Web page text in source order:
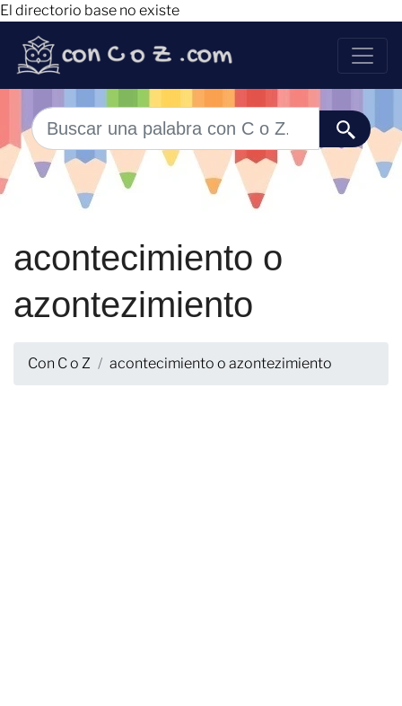
El directorio base no existe
acontecimiento o
azontezimiento
Con C o Z acontecimiento o azontezimiento